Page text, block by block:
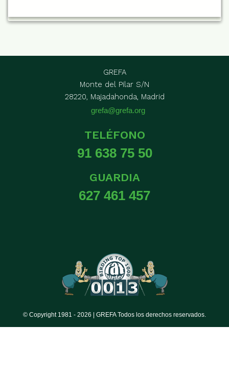
GREFA
Monte del Pilar S/N
28220, Majadahonda, Madrid
grefa@grefa.org
TELÉFONO
91 638 75 50
GUARDIA
627 461 457
© Copyright 1981 - 2026 | GREFA Todos los derechos reservados.